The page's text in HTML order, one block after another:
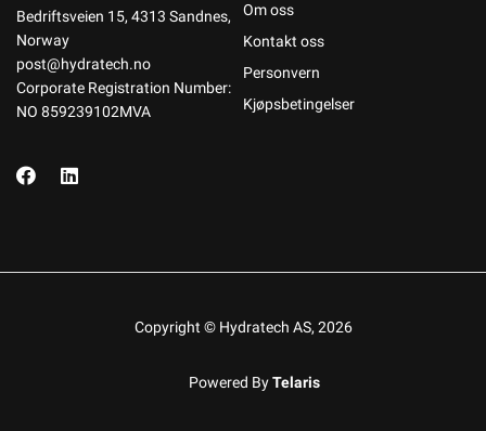
Bedriftsveien 15, 4313 Sandnes,
Norway
post@hydratech.no
Corporate Registration Number:
NO 859239102MVA
Om oss
Kontakt oss
Personvern
Kjøpsbetingelser
Copyright © Hydratech AS, 2026
Powered ByTelaris